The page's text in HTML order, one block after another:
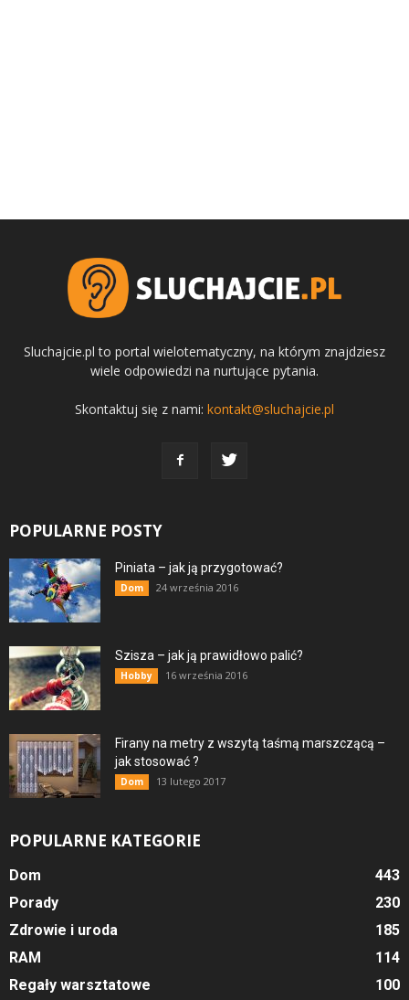
Sluchajcie.pl to portal wielotematyczny, na którym znajdziesz
wiele odpowiedzi na nurtujące pytania.
Skontaktuj się z nami: kontakt@sluchajcie.pl
POPULARNE POSTY
Piniata – jak ją przygotować?
Dom 24 września 2016
Szisza – jak ją prawidłowo palić?
Hobby 16 września 2016
Firany na metry z wszytą taśmą marszczącą –
jak stosować ?
Dom 13 lutego 2017
POPULARNE KATEGORIE
Dom
443
Porady
230
Zdrowie i uroda
185
RAM
114
Regały warsztatowe
100